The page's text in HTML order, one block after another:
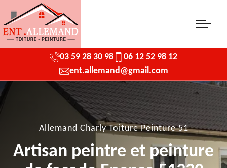
03 59 28 30 98
06 12 52 98 12
ent.allemand@gmail.com
Allemand Charly Toiture Peinture 51
Artisan peintre et peinture